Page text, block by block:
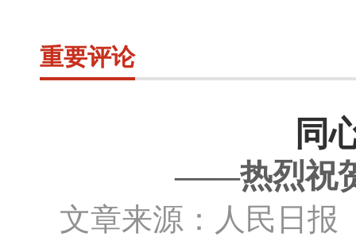
重要评论
同
——热烈祝
文章来源：人民日